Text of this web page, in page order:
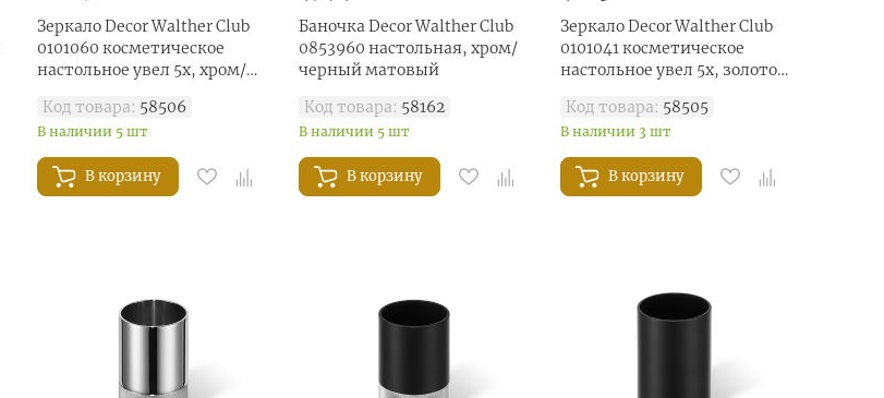
Зеркало Decor Walther Club
0101060 косметическое
настольное увел 5x, хром/
Код товара: 58506
В наличии 5 шт
В корзину
Баночка Decor Walther Club
0853960 настольная, хром/
черный матовый
Код товара: 58162
В наличии 5 шт
В корзину
Зеркало Decor Walther Club
0101041 косметическое
настольное увел 5x, золото
Код товара: 58505
В наличии 3 шт
В корзину